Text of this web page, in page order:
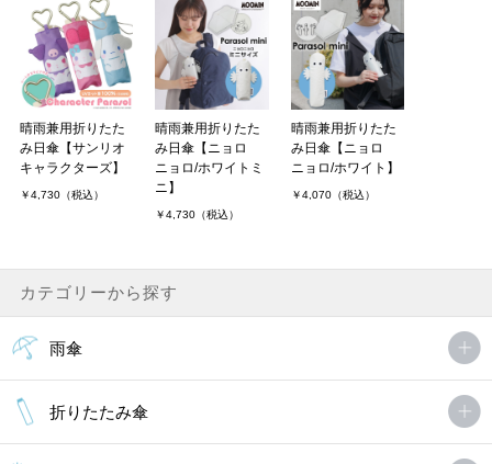
晴雨兼用折りたた
み日傘【サンリオ
キャラクターズ】
￥4,730（税込）
晴雨兼用折りたた
み日傘【ニョロ
ニョロ/ホワイトミ
ニ】
￥4,730（税込）
晴雨兼用折りたた
み日傘【ニョロ
ニョロ/ホワイト】
￥4,070（税込）
カテゴリーから探す
雨傘
折りたたみ傘